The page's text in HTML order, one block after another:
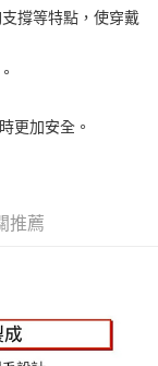
查看運費
撐等特點，使穿戴
更加安全。
推薦